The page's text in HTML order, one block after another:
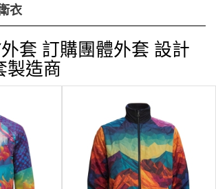
衣
套 訂購團體外套 設計
製造商